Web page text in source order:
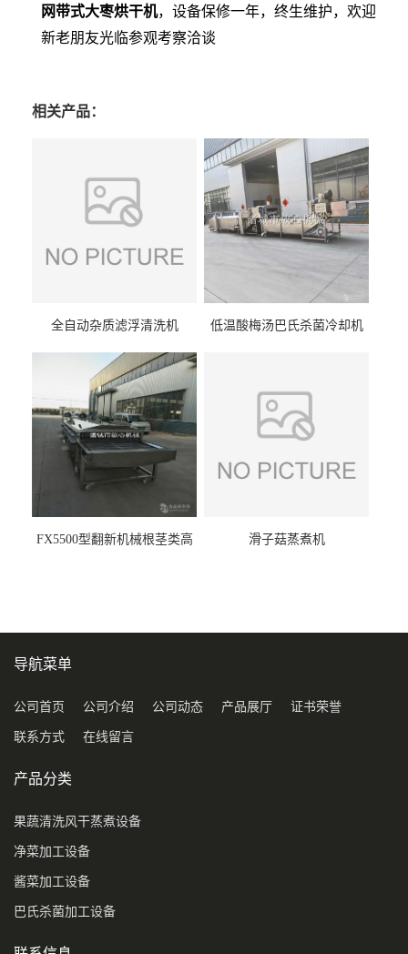
网带式大枣烘干机，设备保修一年，终生维护，欢迎
新老朋友光临参观考察洽谈
相关产品：
全自动杂质滤浮清洗机 低温酸梅汤巴氏杀菌冷却机
FX5500型翻新机械根茎类高
滑子菇蒸煮机
导航菜单
公司首页 公司介绍 公司动态 产品展厅 证书荣誉
联系方式 在线留言
产品分类
果蔬清洗风干蒸煮设备
净菜加工设备
酱菜加工设备
巴氏杀菌加工设备